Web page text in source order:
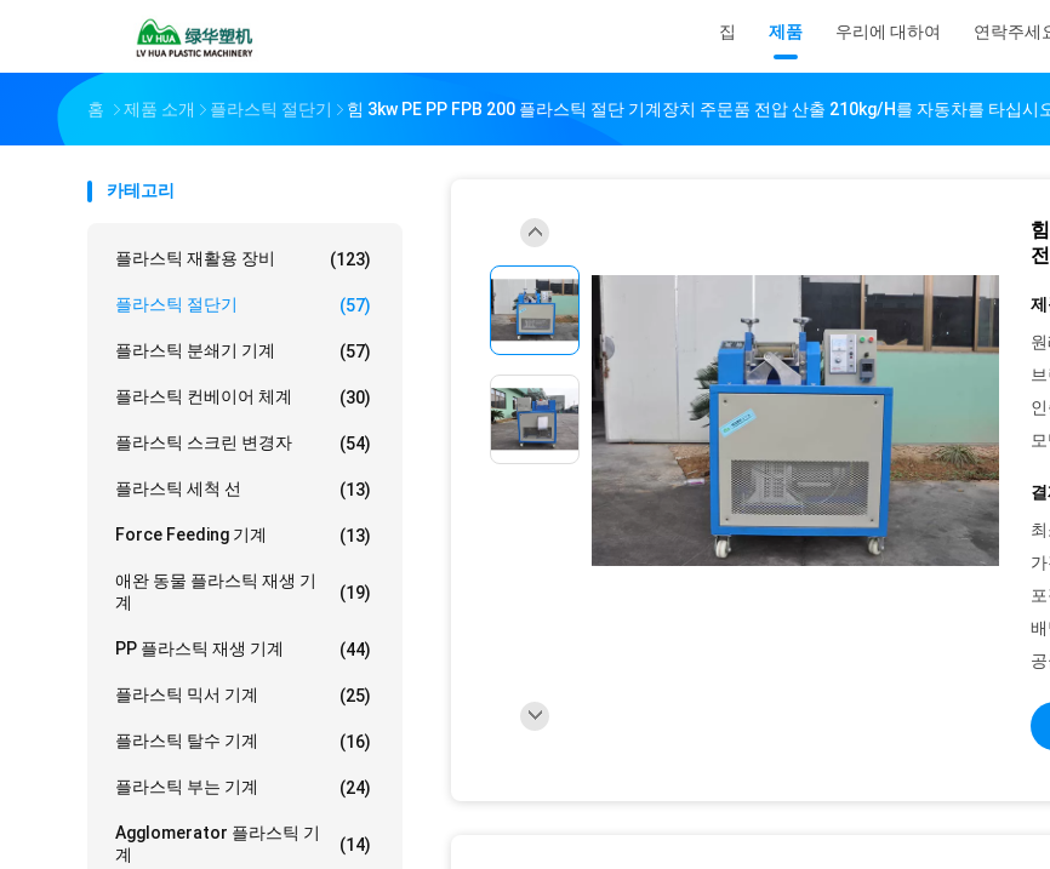
집 제품 우리에 대하여 연락주세
홈 제품 소개 플라스틱 절단기 힘 3kw PE PP FPB 200 플라스틱 절단 기계장치 주문품 전압 산출 210kg/h를 자동차를 타십시
카테고리
플라스틱 재활용 장비 (123)
플라스틱 절단기 (57)
플라스틱 분쇄기 기계 (57)
플라스틱 컨베이어 체계 (30)
플라스틱 스크린 변경자 (54)
플라스틱 세척 선 (13)
Force Feeding 기계 (13)
애완 동물 플라스틱 재생 기
계
(19)
PP 플라스틱 재생 기계 (44)
플라스틱 믹서 기계 (25)
플라스틱 탈수 기계 (16)
플라스틱 부는 기계 (24)
Agglomerator 플라스틱 기
계
(14)